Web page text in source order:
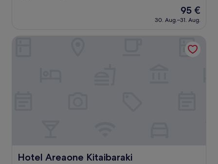
(101
Der
Preis
beträgt
95 €
30. Aug.–31. Aug.
Hotel Areaone Kitaibaraki
Hotel Areaone Kitaibaraki